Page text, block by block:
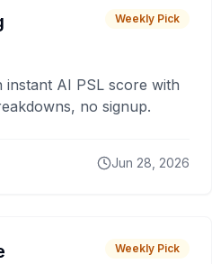
Weekly Pick
instant AI PSL score with
no signup.
Jun 28, 2026
Weekly Pick